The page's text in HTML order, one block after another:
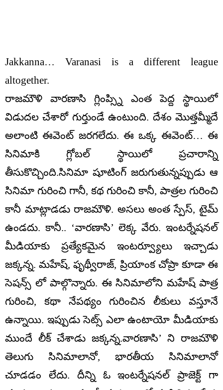
Jakkanna… Varanasi is a different league
altogether.
రాజమౌళి వారణాసి గ్లింప్స్ని ఎంత పెద్ద స్థాయిలో
విడుదల చేశారో గుర్తుండే ఉంటుంది. దేశం మొత్తమ్మీదే
అలాంటి ఈవెంట్ జరగలేదు. ఈ ఒక్క ఈవెంట్… ఈ
సినిమాకి గ్లోబల్ స్థాయిలో ప్రచారాన్ని
తీసుకొచ్చింది.సినిమా షూటింగ్ జరుగుతున్నప్పుడు ఆ
సినిమా గురించి గానీ, కథ గురించి కానీ, పాత్రల గురించి
కానీ మాట్లాడడు రాజమౌళి. అసలు అంత స్పేస్, టైమ్
ఉండదు. కానీ.. ‘వారణాసి’ లెక్క వేరు. ఇంటర్నేషనల్
మీడియాకు ప్రత్యేకమైన ఇంటర్వ్యూలు ఇచ్చాడు
జక్కన్న. మహేష్, ఫృథ్వీరాజ్, ప్రియాంక చోప్రా కూడా ఈ
సెషన్స్ లో పాల్గొన్నారు. ఈ సినిమాలోని మహేష్ పాత్ర
గురించి, కథా నేపథ్యం గురించిన లీకులు వస్తూనే
ఉన్నాయి. ఇప్పుడు సెట్స్ ఎలా ఉంటాయో మీడియాకు
ముందే లీక్ చేశాడు జక్కన్న.వారణాసి’ ని రాజమౌళి
తెలుగు సినిమాలానో, భారతీయ సినిమాలానో
చూడడం లేదు. దీన్ని ఓ ఇంటర్నేషనల్ ప్రాజెక్ట్ గా